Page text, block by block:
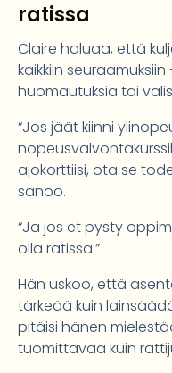
ratissa
Claire haluaa, että
kaikkiin
huomautuksia tai
“Jos jäät kiinni
ajokorttiisi, ota se
sanoo.
“Ja jos et pysty
olla ratissa.”
Hän uskoo, että
tärkeää kuin
pitäisi hänen
tuomittavaa kuin